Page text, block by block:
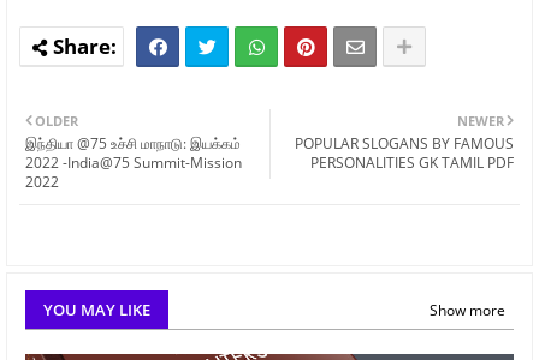
NEWER
POPULAR SLOGANS BY FAMOUS
PERSONALITIES GK TAMIL PDF
OLDER
இந்தியா @75 உச்சி மாநாடு: இயக்கம்
2022 -India@75 Summit-Mission
2022
YOU MAY LIKE Show more